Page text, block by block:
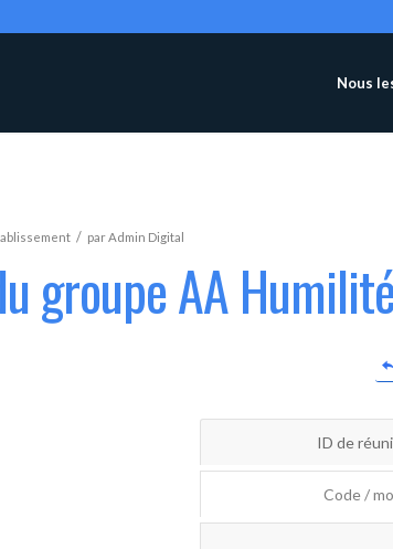
Nous
/ parAdmin Digital
groupe AA
ID de
Code /